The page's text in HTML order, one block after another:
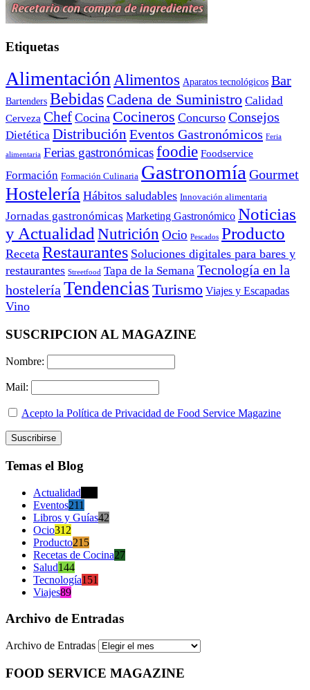
Etiquetas
Alimentación Alimentos Aparatos tecnológicos Bar
Bartenders Bebidas Cadena de Suministro Calidad
Cerveza Chef Cocina Cocineros Concurso Consejos
Dietética Distribución Eventos Gastronómicos Feria
alimentaria Ferias gastronómicasfoodie Foodservice
Formación Formación Culinaria Gastronomía Gourmet
Hostelería Hábitos saludables Innovación alimentaria
Jornadas gastronómicas Marketing Gastronómico Noticias
y Actualidad Nutrición Ocio Pescados Producto
Receta Restaurantes Soluciones digitales para bares y
restaurantes Streetfood Tapa de la Semana Tecnología en la
hostelería Tendencias Turismo Viajes y Escapadas
Vino
SUSCRIPCION AL MAGAZINE
Nombre:
Mail:
Acepto la Política de Privacidad de Food Service Magazine
Temas el Blog
Actualidad
Eventos211
Libros y Guías42
Ocio312
Producto215
Recetas de Cocina27
Salud144
Tecnología151
Viajes89
Archivo de Entradas
Archivo de Entradas
FOOD SERVICE MAGAZINE